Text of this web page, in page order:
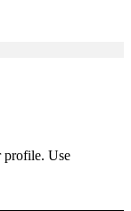
profile. Use